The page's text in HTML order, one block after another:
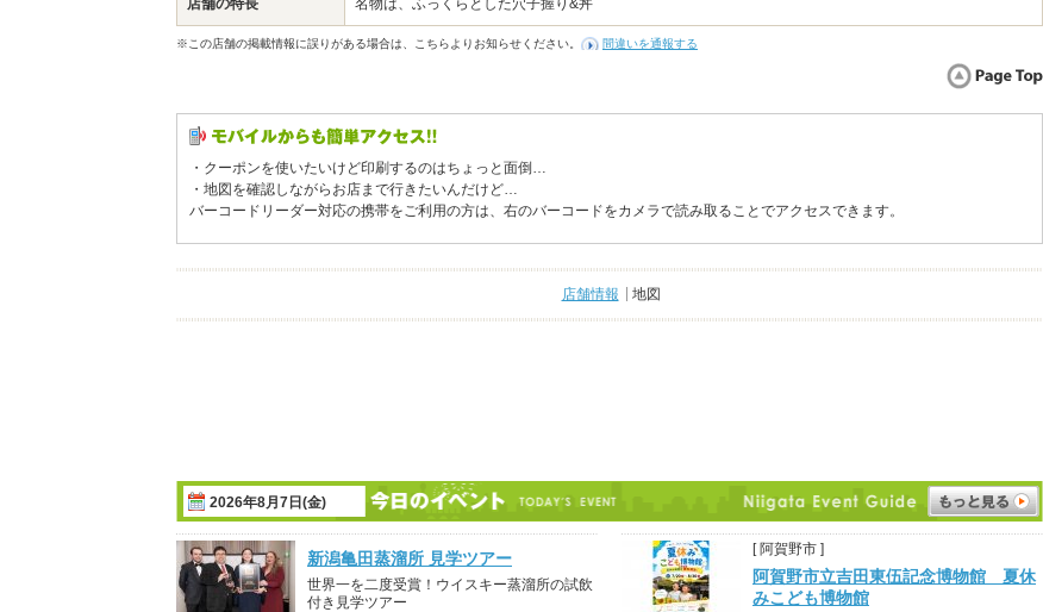
店舗の特長 名物は、ふっくらとした穴子握り&丼
※この店舗の掲載情報に誤りがある場合は、こちらよりお知らせください。 間違いを通報する
・クーポンを使いたいけど印刷するのはちょっと面倒…
・地図を確認しながらお店まで行きたいんだけど…
バーコードリーダー対応の携帯をご利用の方は、右のバーコードをカメラで読み取ることでアクセスできます。
店舗情報 地図
2026年8月7日(金)
新潟亀田蒸溜所 見学ツアー
世界一を二度受賞！ウイスキー蒸溜所の試飲
付き見学ツアー
[ 阿賀野市 ]
阿賀野市立吉田東伍記念博物館 夏休
みこども博物館